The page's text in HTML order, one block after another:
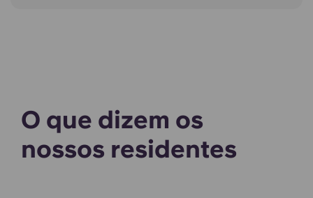
O que dizem os
nossos residentes